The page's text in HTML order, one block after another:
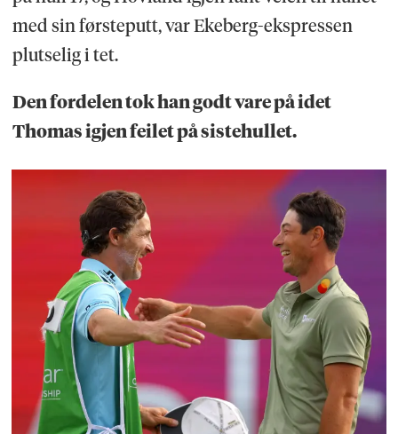
med sin førsteputt, var Ekeberg-ekspressen
plutselig i tet.
Den fordelen tok han godt vare på idet
Thomas igjen feilet på sistehullet.